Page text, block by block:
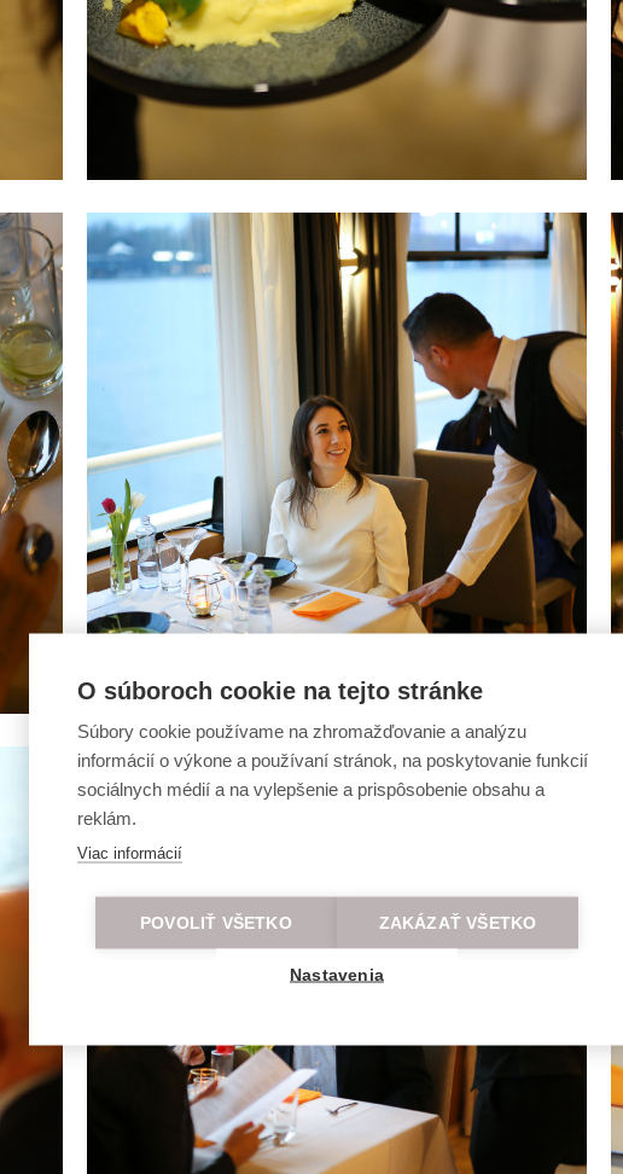
O súboroch cookie na tejto stránke
Súbory cookie používame na zhromažďovanie a analýzu
informácií o výkone a používaní stránok, na poskytovanie funkcií
sociálnych médií a na vylepšenie a prispôsobenie obsahu a
reklám.
Viac informácií
POVOLIŤ VŠETKO ZAKÁZAŤ VŠETKO
Nastavenia